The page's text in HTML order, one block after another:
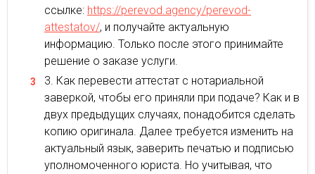
ссылке: https://perevod.agency/perevod-
attestatov/, и получайте актуальную
информацию. Только после этого принимайте
решение о заказе услуги.
Как перевести аттестат с нотариальной
заверкой, чтобы его приняли при подаче? Как и в
двух предыдущих случаях, понадобится сделать
копию оригинала. Далее требуется изменить на
актуальный язык, заверить печатью и подписью
уполномоченного юриста. Но учитывая, что